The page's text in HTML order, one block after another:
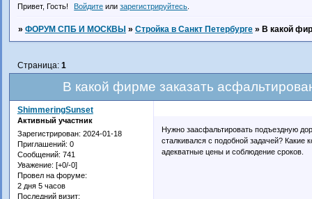
Привет, Гость! Войдите илизарегистрируйтесь
» ФОРУМ СПБ И МОСКВЫ » Стройка в Санкт Петербурге » В какой
В какой фирме заказать
Страница: 1
ShimmeringSunset
Активный участник
Зарегистрирован: 2024-01-18
Приглашений: 0
Сообщений: 741
Уважение: [+0/-0]
Провел на форуме:
2 дня 5 часов
Последний визит:
Нужно заасфальтировать подъездную
сталкивался с подобной задачей?
адекватные цены и соблюдение сроков.